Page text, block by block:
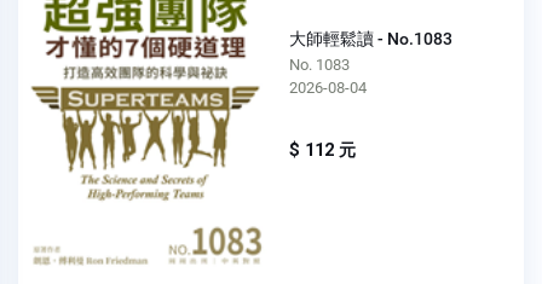
大師輕鬆讀 - No.1083
No. 1083
2026-08-04
$ 112 元